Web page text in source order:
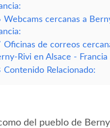
Webcams cercanas a
Oficinas de correos
Rivi en Alsace - Francia
Contenido Relacionado:
del pueblo de